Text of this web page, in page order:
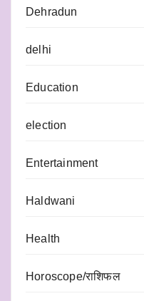
Dehradun
delhi
Education
election
Entertainment
Haldwani
Health
Horoscope/राशिफल